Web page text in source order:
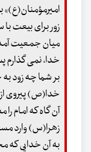
امیرمؤمنان(ع)»
زور برای بیعت
میان جمعیت آمد
خدا، نمی گذارم
بر شما چه زود
خدا(ص) پیروی از
آن گاه که امام
زهرا(س) وارد
به آن خدایی که